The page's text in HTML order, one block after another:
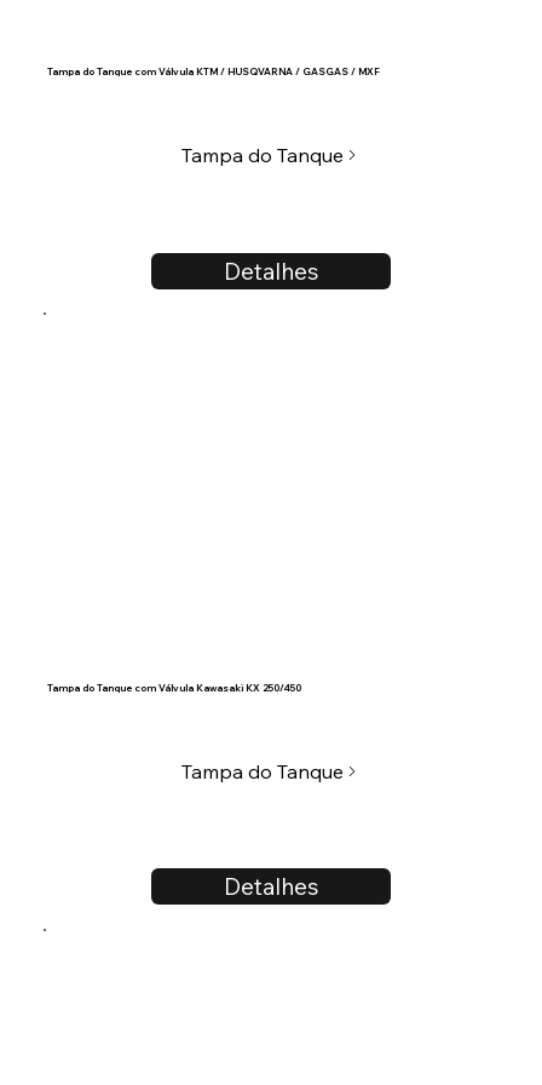
Tampa do Tanque com Válvula KTM / HUSQVARNA / GASGAS / MXF
Detalhes
Tampa do Tanque
Tampa do Tanque com Válvula Kawasaki KX 250/450
Detalhes
Tampa do Tanque